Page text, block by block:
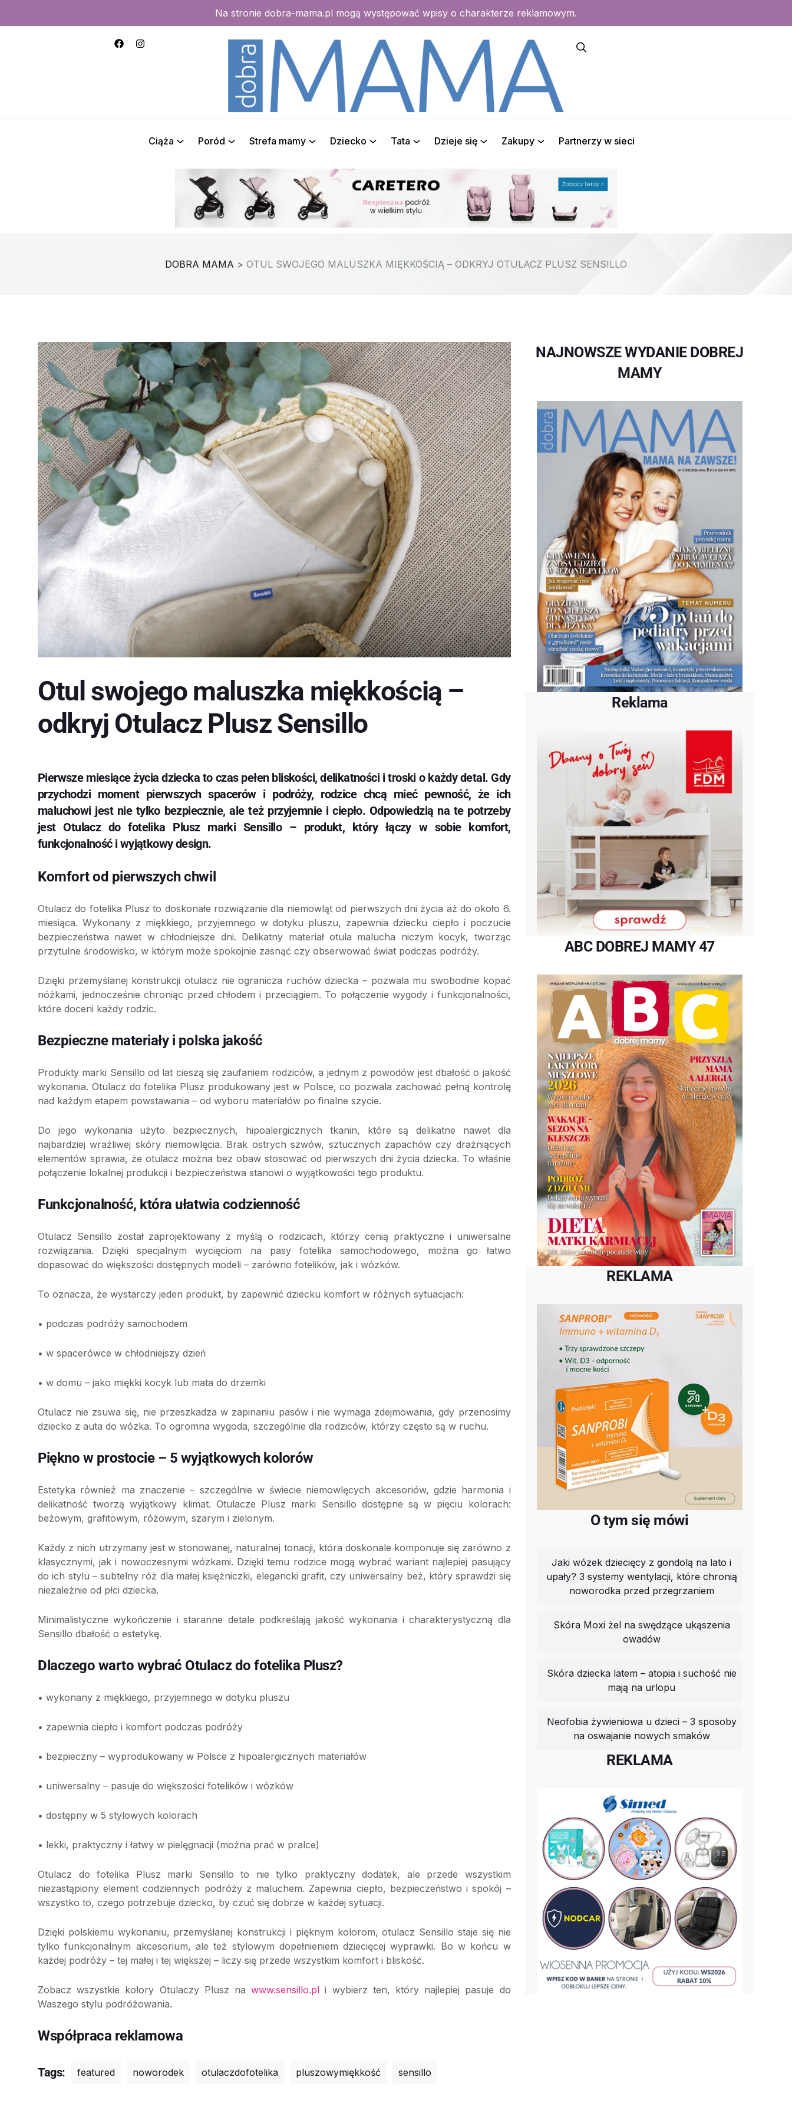
Na stronie dobra-mama.pl mogą występować wpisy o charakterze reklamowym.
Ciąża Poród Strefa mamy Dziecko Tata Dzieje się Zakupy Partnerzy w sieci
DOBRA MAMA > OTUL SWOJEGO MALUSZKA MIĘKKOŚCIĄ – ODKRYJ OTULACZ PLUSZ SENSILLO
Otul swojego maluszka miękkością –
odkryj Otulacz Plusz Sensillo
Pierwsze miesiące życia dziecka to czas pełen bliskości, delikatności i troski o każdy detal. Gdy
przychodzi moment pierwszych spacerów i podróży, rodzice chcą mieć pewność, że ich
maluchowi jest nie tylko bezpiecznie, ale też przyjemnie i ciepło. Odpowiedzią na te potrzeby
jest Otulacz do fotelika Plusz marki Sensillo – produkt, który łączy w sobie komfort,
funkcjonalność i wyjątkowy design.
Komfort od pierwszych chwil
Otulacz do fotelika Plusz to doskonałe rozwiązanie dla niemowląt od pierwszych dni życia aż do około 6.
miesiąca. Wykonany z miękkiego, przyjemnego w dotyku pluszu, zapewnia dziecku ciepło i poczucie
bezpieczeństwa nawet w chłodniejsze dni. Delikatny materiał otula malucha niczym kocyk, tworząc
przytulne środowisko, w którym może spokojnie zasnąć czy obserwować świat podczas podróży.
Dzięki przemyślanej konstrukcji otulacz nie ogranicza ruchów dziecka – pozwala mu swobodnie kopać
nóżkami, jednocześnie chroniąc przed chłodem i przeciągiem. To połączenie wygody i funkcjonalności,
które doceni każdy rodzic.
Bezpieczne materiały i polska jakość
Produkty marki Sensillo od lat cieszą się zaufaniem rodziców, a jednym z powodów jest dbałość o jakość
wykonania. Otulacz do fotelika Plusz produkowany jest w Polsce, co pozwala zachować pełną kontrolę
nad każdym etapem powstawania – od wyboru materiałów po finalne szycie.
Do jego wykonania użyto bezpiecznych, hipoalergicznych tkanin, które są delikatne nawet dla
najbardziej wrażliwej skóry niemowlęcia. Brak ostrych szwów, sztucznych zapachów czy drażniących
elementów sprawia, że otulacz można bez obaw stosować od pierwszych dni życia dziecka. To właśnie
połączenie lokalnej produkcji i bezpieczeństwa stanowi o wyjątkowości tego produktu.
Funkcjonalność, która ułatwia codzienność
Otulacz Sensillo został zaprojektowany z myślą o rodzicach, którzy cenią praktyczne i uniwersalne
rozwiązania. Dzięki specjalnym wycięciom na pasy fotelika samochodowego, można go łatwo
dopasować do większości dostępnych modeli – zarówno fotelików, jak i wózków.
To oznacza, że wystarczy jeden produkt, by zapewnić dziecku komfort w różnych sytuacjach:
• podczas podróży samochodem
• w spacerówce w chłodniejszy dzień
• w domu – jako miękki kocyk lub mata do drzemki
Otulacz nie zsuwa się, nie przeszkadza w zapinaniu pasów i nie wymaga zdejmowania, gdy przenosimy
dziecko z auta do wózka. To ogromna wygoda, szczególnie dla rodziców, którzy często są w ruchu.
Piękno w prostocie – 5 wyjątkowych kolorów
Estetyka również ma znaczenie – szczególnie w świecie niemowlęcych akcesoriów, gdzie harmonia i
delikatność tworzą wyjątkowy klimat. Otulacze Plusz marki Sensillo dostępne są w pięciu kolorach:
beżowym, grafitowym, różowym, szarym i zielonym.
Każdy z nich utrzymany jest w stonowanej, naturalnej tonacji, która doskonale komponuje się zarówno z
klasycznymi, jak i nowoczesnymi wózkami. Dzięki temu rodzice mogą wybrać wariant najlepiej pasujący
do ich stylu – subtelny róż dla małej księżniczki, elegancki grafit, czy uniwersalny beż, który sprawdzi się
niezależnie od płci dziecka.
Minimalistyczne wykończenie i staranne detale podkreślają jakość wykonania i charakterystyczną dla
Sensillo dbałość o estetykę.
Dlaczego warto wybrać Otulacz do fotelika Plusz?
• wykonany z miękkiego, przyjemnego w dotyku pluszu
• zapewnia ciepło i komfort podczas podróży
• bezpieczny – wyprodukowany w Polsce z hipoalergicznych materiałów
• uniwersalny – pasuje do większości fotelików i wózków
• dostępny w 5 stylowych kolorach
• lekki, praktyczny i łatwy w pielęgnacji (można prać w pralce)
Otulacz do fotelika Plusz marki Sensillo to nie tylko praktyczny dodatek, ale przede wszystkim
niezastąpiony element codziennych podróży z maluchem. Zapewnia ciepło, bezpieczeństwo i spokój –
wszystko to, czego potrzebuje dziecko, by czuć się dobrze w każdej sytuacji.
Dzięki polskiemu wykonaniu, przemyślanej konstrukcji i pięknym kolorom, otulacz Sensillo staje się nie
tylko funkcjonalnym akcesorium, ale też stylowym dopełnieniem dziecięcej wyprawki. Bo w końcu w
każdej podróży – tej małej i tej większej – liczy się przede wszystkim komfort i bliskość.
Zobacz wszystkie kolory Otulaczy Plusz nawww.sensillo.pl i wybierz ten, który najlepiej pasuje do
Waszego stylu podróżowania.
Współpraca reklamowa
Tags: featured noworodek otulaczdofotelika pluszowymiękkość sensillo
NAJNOWSZE WYDANIE DOBREJ
MAMY
Reklama
ABC DOBREJ MAMY 47
REKLAMA
O tym się mówi
Jaki wózek dziecięcy z gondolą na lato i
upały? 3 systemy wentylacji, które chronią
noworodka przed przegrzaniem
Skóra Moxi żel na swędzące ukąszenia
owadów
Skóra dziecka latem – atopia i suchość nie
mają na urlopu
Neofobia żywieniowa u dzieci – 3 sposoby
na oswajanie nowych smaków
REKLAMA